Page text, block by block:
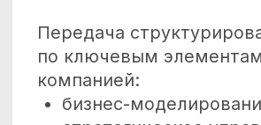
организационная структура
План реорганизации бизнес-
процессов и распределения